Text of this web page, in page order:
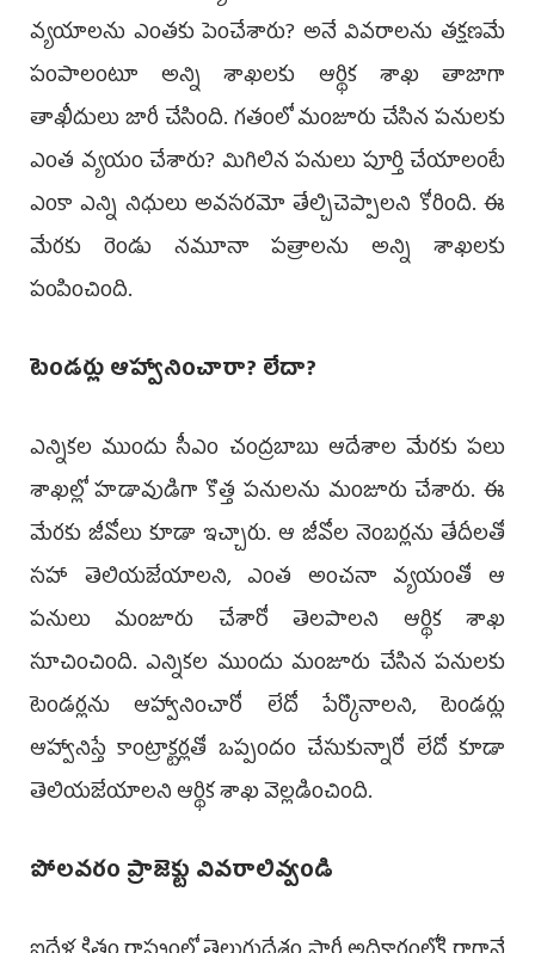
వ్యయాలను ఎంతకు పెంచేశారు? అనే వివరాలను తక్షణమే
పంపాలంటూ అన్ని శాఖలకు ఆర్థిక శాఖ తాజాగా
తాఖీదులు జారీ చేసింది. గతంలో మంజూరు చేసిన పనులకు
ఎంత వ్యయం చేశారు? మిగిలిన పనులు పూర్తి చేయాలంటే
ఎంకా ఎన్ని నిధులు అవసరమో తేల్చిచెప్పాలని కోరింది. ఈ
మేరకు రెండు నమూనా పత్రాలను అన్ని శాఖలకు
పంపించింది.
టెండర్లు ఆహ్వానించారా? లేదా?
ఎన్నికల ముందు సీఎం చంద్రబాబు ఆదేశాల మేరకు పలు
శాఖల్లో హడావుడిగా కొత్త పనులను మంజూరు చేశారు. ఈ
మేరకు జీవోలు కూడా ఇచ్చారు. ఆ జీవోల నెంబర్లను తేదీలతో
సహా తెలియజేయాలని, ఎంత అంచనా వ్యయంతో ఆ
పనులు మంజూరు చేశారో తెలపాలని ఆర్థిక శాఖ
సూచించింది. ఎన్నికల ముందు మంజూరు చేసిన పనులకు
టెండర్లను ఆహ్వానించారో లేదో పేర్కొనాలని, టెండర్లు
ఆహ్వానిస్తే కాంట్రాక్టర్లతో ఒప్పందం చేసుకున్నారో లేదో కూడా
తెలియజేయాలని ఆర్థిక శాఖ వెల్లడించింది.
పోలవరం ప్రాజెక్టు వివరాలివ్వండి